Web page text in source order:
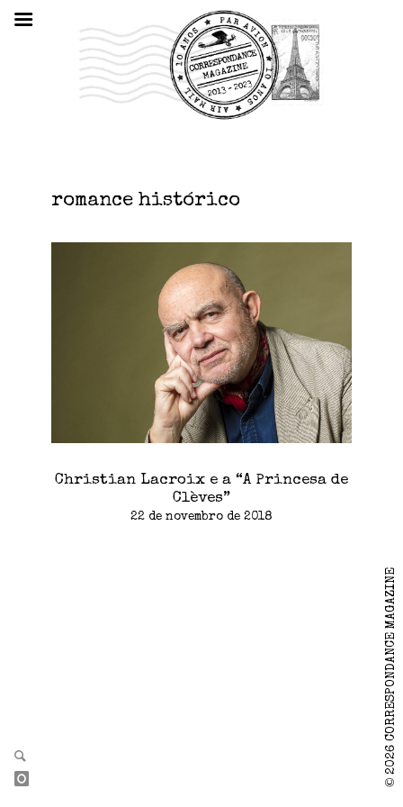
romance histórico
Christian Lacroix e a “A Princesa de
Clèves”
22 de novembro de 2018
©
2026 CORRESPONDANCE MAGAZINE